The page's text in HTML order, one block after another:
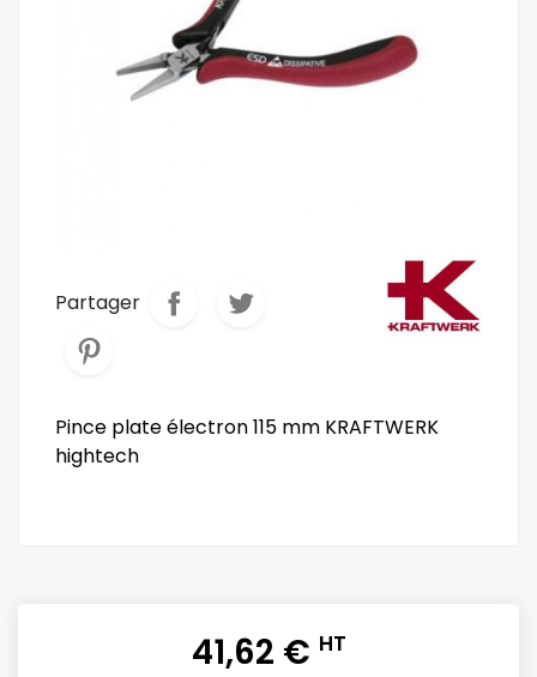
Partager
Pince plate électron 115 mm KRAFTWERK
hightech
41,62 € HT